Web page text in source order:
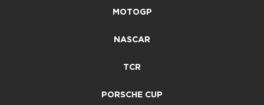
MOTOGP
NASCAR
TCR
PORSCHE CUP